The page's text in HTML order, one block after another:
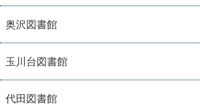
奥沢図書館
玉川台図書館
代田図書館